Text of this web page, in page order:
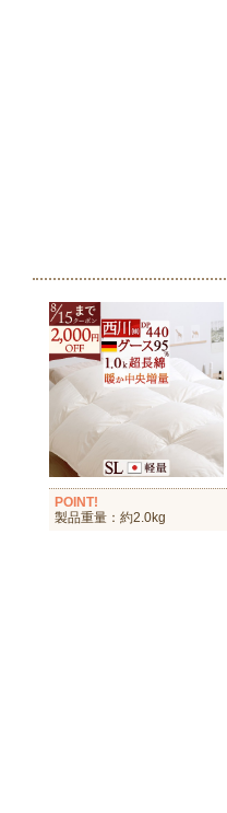
POINT!
製品重量：約2.0kg